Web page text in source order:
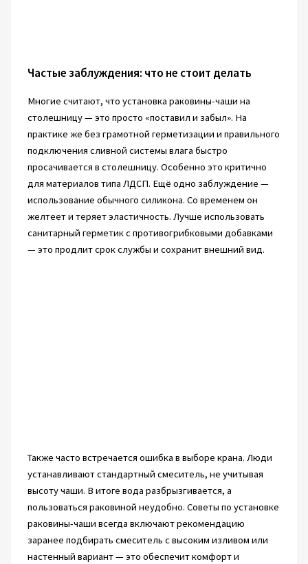
Частые заблуждения: что не стоит делать
Многие считают, что установка раковины-чаши на
столешницу — это просто «поставил и забыл». На
практике же без грамотной герметизации и правильного
подключения сливной системы влага быстро
просачивается в столешницу. Особенно это критично
для материалов типа ЛДСП. Ещё одно заблуждение —
использование обычного силикона. Со временем он
желтеет и теряет эластичность. Лучше использовать
санитарный герметик с противогрибковыми добавками
— это продлит срок службы и сохранит внешний вид.
Также часто встречается ошибка в выборе крана. Люди
устанавливают стандартный смеситель, не учитывая
высоту чаши. В итоге вода разбрызгивается, а
пользоваться раковиной неудобно. Советы по установке
раковины-чаши всегда включают рекомендацию
заранее подбирать смеситель с высоким изливом или
настенный вариант — это обеспечит комфорт и